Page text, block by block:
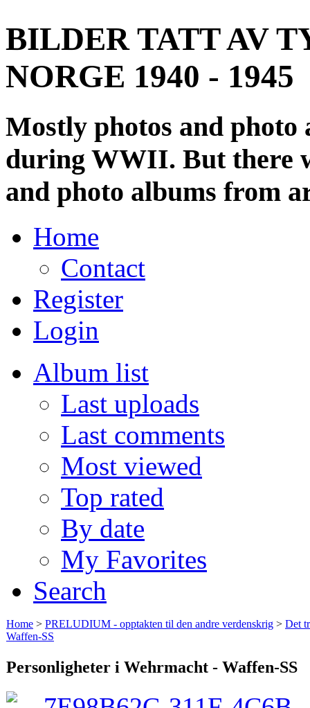
BILDER TATT AV
NORGE 1940 - 1945
Mostly photos and
during WWII. But there
and photo albums from
Home
Contact
Register
Login
Album list
Last uploads
Last comments
Most viewed
Top rated
By date
My Favorites
Search
Home > PRELUDIUM - opptakten til den andre verdenskrig > Det
Waffen-SS
Personligheter i Wehrmacht - Waffen-SS